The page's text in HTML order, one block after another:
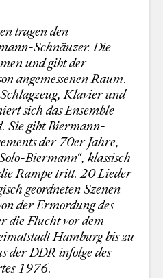
tragen den
Schnäuzer. Die
und gibt der
angemessenen Raum.
Klavier und
sich das Ensemble
Sie gibt Biermann-
der 70er Jahre,
Biermann“, klassisch
Rampe tritt. 20 Lieder
geordneten Szenen
der Ermordung des
die Flucht vor dem
Hamburg bis zu
der DDR infolge des
1976.